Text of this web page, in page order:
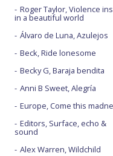
Roger Taylor, Violence
in a beautiful world
Álvaro de Luna, Azulejos
Beck, Ride lonesome
Becky G, Baraja bendita
Anni B Sweet, Alegría
Europe, Come this
Editors, Surface, echo &
sound
Alex Warren, Wildchild